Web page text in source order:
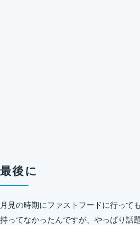
最後に
月見の時期にファストフードに行って
持ってなかったんですが、やっぱり話